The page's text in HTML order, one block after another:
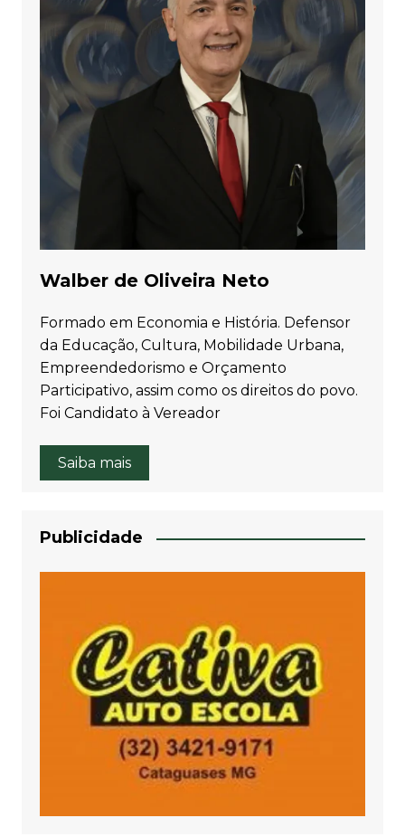
Walber de Oliveira Neto
Formado em Economia e História. Defensor
da Educação, Cultura, Mobilidade Urbana,
Empreendedorismo e Orçamento
Participativo, assim como os direitos do povo.
Foi Candidato à Vereador
Saiba mais
Publicidade